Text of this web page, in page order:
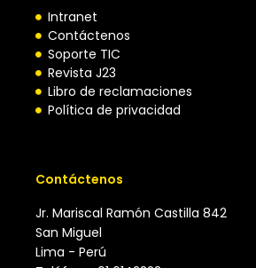
Intranet
Contáctenos
Soporte TIC
Revista J23
Libro de reclamaciones
Política de privacidad
Contáctenos
Jr. Mariscal Ramón Castilla 842
San Miguel
Lima - Perú